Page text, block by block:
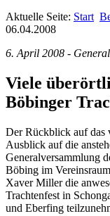
Aktuelle Seite: Start
06.04.2008
6. April 2008 -
Viele
Böbinger
Der Rückblick auf das
Ausblick auf die
Generalversammlung
Böbing im
Xaver Miller die
Trachtenfest in
und Eberfing